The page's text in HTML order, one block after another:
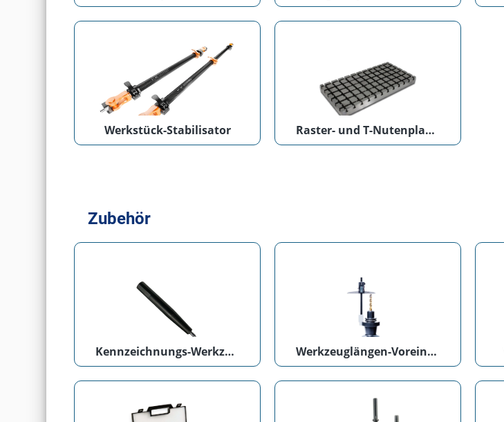
Raster- und T-Nutenplatten
Werkstück-Stabilisator
Zubehör
Kennzeichnungs-Werkzeug Werkzeuglängen-Voreinstellgerät